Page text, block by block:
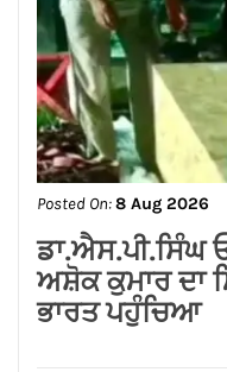
ਗੁਰਸਿਮਰਨ ਮੰਡ ਤੇ
ਭੜਕਾਉਣ ਦਾ
ਕੀਤਾ ਜਾਵੇ।